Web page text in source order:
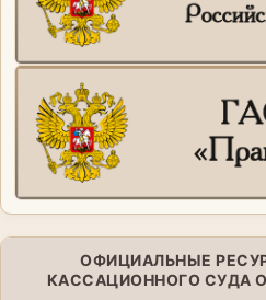
ОФИЦИАЛЬНЫЕ
КАССАЦИОННОГО СУДА